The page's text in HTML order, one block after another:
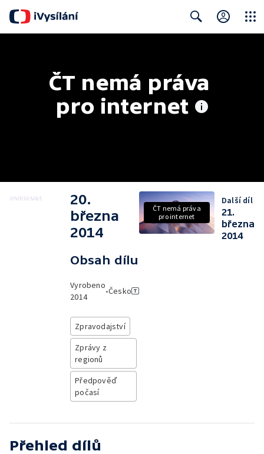
ČT nemá práva
pro internet
20.
března
2014
Obsah dílu
Vyrobeno
2014
•Česko
Zpravodajství
Zprávy z
regionů
Předpověď
počasí
ČT nemá práva
pro internet
Další díl
21.
března
2014
Přehled dílů